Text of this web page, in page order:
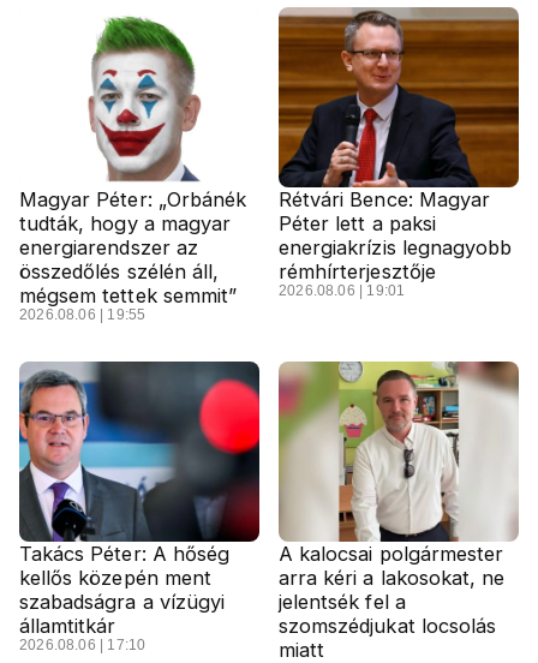
Magyar Péter: „Orbánék
tudták, hogy a magyar
energiarendszer az
összedőlés szélén áll,
mégsem tettek semmit”
2026.08.06 | 19:55
Rétvári Bence: Magyar
Péter lett a paksi
energiakrízis legnagyobb
rémhírterjesztője
2026.08.06 | 19:01
Takács Péter: A hőség
kellős közepén ment
szabadságra a vízügyi
államtitkár
2026.08.06 | 17:10
A kalocsai polgármester
arra kéri a lakosokat, ne
jelentsék fel a
szomszédjukat locsolás
miatt